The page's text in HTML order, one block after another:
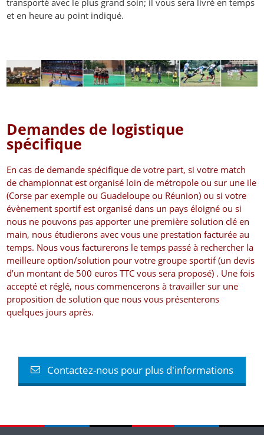
transporté avec le plus grand soin; il vous sera livré en temps
et en heure au point indiqué.
Demandes de logistique
spécifique
En cas de demande spécifique de votre part, si votre match
de championnat est organisé loin de métropole ou sur une ile
(Corse par exemple ou Guadeloupe ou Réunion) ou si votre
évènement sportif est organisé dans un pays éloigné ou si
nous ne pouvons pas apporter une première solution clé en
main, nous étudierons avec vous une prestation facturée au
temps. Nous vous facturerons le temps passé à rechercher la
meilleure option/solution pour votre groupe sportif (un devis
d’un montant de 500 euros TTC vous sera proposé) . Une fois
accepté et réglé, nous commencerons à travailler sur une
proposition de solution que nous vous présenterons
quelques jours après.
Contactez-nous pour plus d'informations